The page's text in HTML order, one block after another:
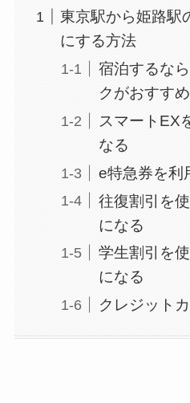
東京駅から姫路駅
にする方法
宿泊するな
クがおすすめ
スマートEX
なる
e特急券を利
往復割引を
になる
学生割引を
になる
クレジット